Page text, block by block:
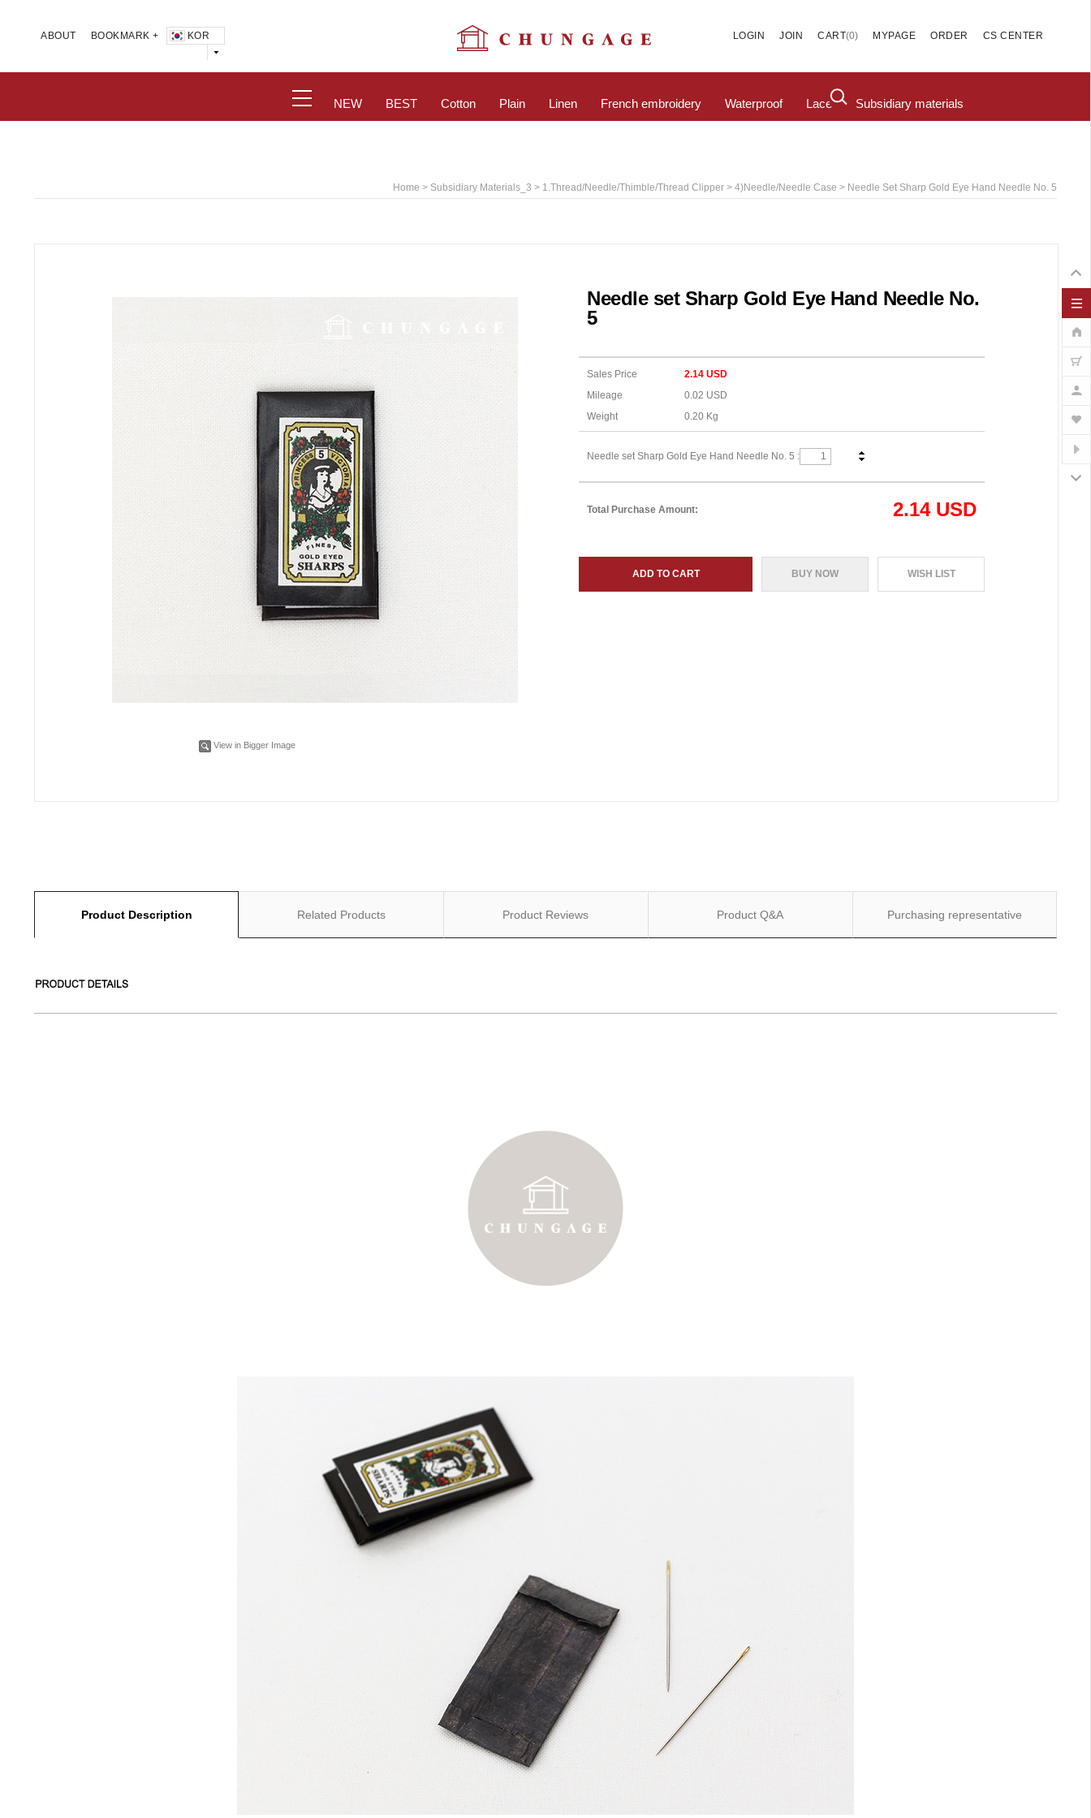
ABOUT BOOKMARK + KOR LOGIN JOIN CART(0) MYPAGE ORDER CS CENTER
NEW BEST Cotton Plain Linen French embroidery Waterproof Lace Subsidiary materials
Home > Subsidiary Materials_3 > 1.thread/needle/thimble/thread Clipper > 4)Needle/needle Case > Needle Set Sharp Gold Eye Hand Needle No. 5
View in Bigger Image
Needle set Sharp Gold Eye Hand Needle No.
5
Sales Price
2.14 USD
Mileage
0.02 USD
Weight
0.20 Kg
Needle set Sharp Gold Eye Hand Needle No. 5 :
Total Purchase Amount: 2.14USD
ADD TO CART BUY NOW WISH LIST
Product Description Related Products Product Reviews Product Q&A Purchasing representative